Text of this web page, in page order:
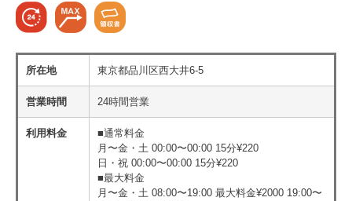
所在地 東京都品川区西大井6-5
営業時間 24時間営業
利用料金
■通常料金
月〜金・土 00:00〜00:00 15分¥220
日・祝 00:00〜00:00 15分¥220
■最大料金
月〜金・土 08:00〜19:00 最大料金¥2000 19:00〜